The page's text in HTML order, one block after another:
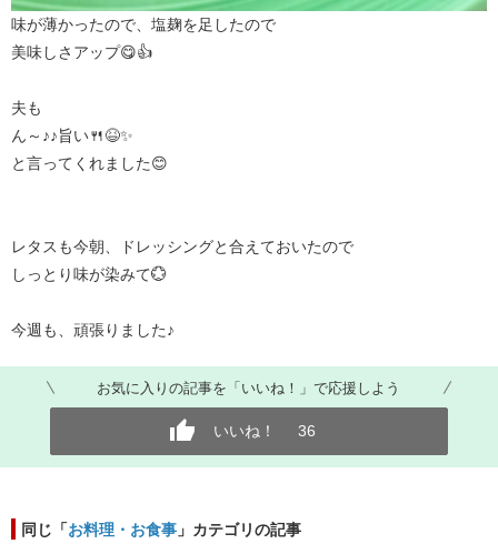
味が薄かったので、塩麹を足したので
美味しさアップ😋👍
夫も
ん～♪♪旨い🍴😆✨
と言ってくれました😊
レタスも今朝、ドレッシングと合えておいたので
しっとり味が染みて💮
今週も、頑張りました♪
お気に入りの記事を「いいね！」で応援しよう
いいね！ 36
同じ「お料理・お食事 」カテゴリの記事